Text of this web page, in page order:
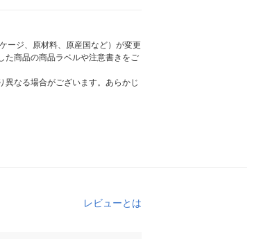
ージ、原材料、原産国など）が変更
た商品の商品ラベルや注意書きをご
異なる場合がございます。あらかじ
レビューとは